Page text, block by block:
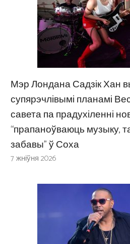
Мэр Лондана Садзік Хан
супярэчлівымі планамі
савета па прадухіленні
“прапаноўваюць музыку,
забавы” ў Соха
7 жніўня 2026